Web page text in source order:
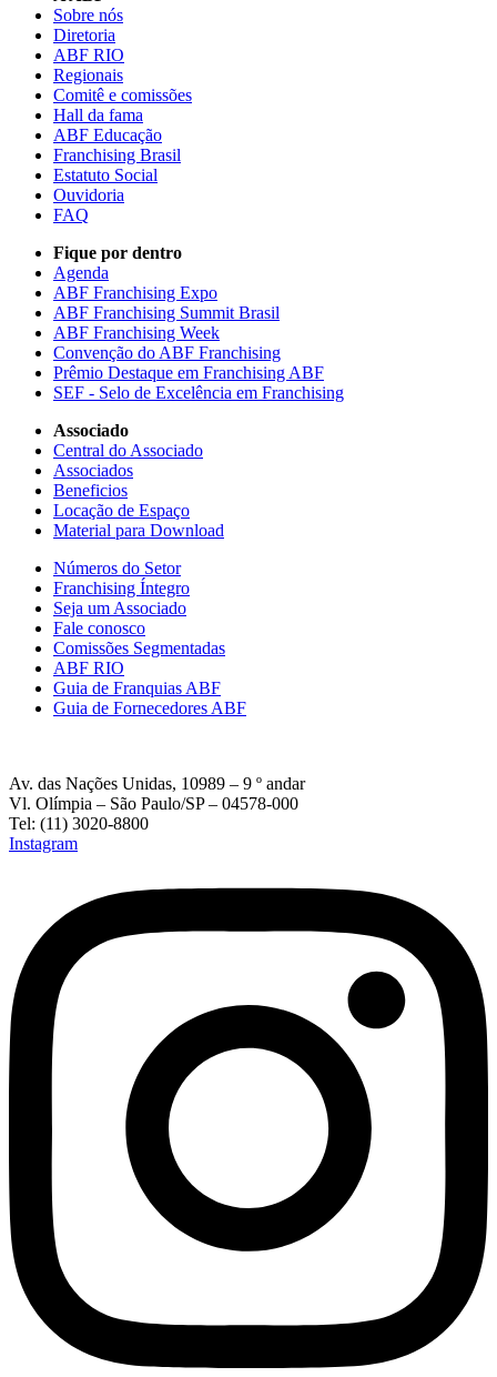
Sobre nós
Diretoria
ABF RIO
Regionais
Comitê e comissões
Hall da fama
ABF Educação
Franchising Brasil
Estatuto Social
Ouvidoria
FAQ
Fique por dentro
Agenda
ABF Franchising Expo
ABF Franchising Summit Brasil
ABF Franchising Week
Convenção do ABF Franchising
Prêmio Destaque em Franchising ABF
SEF - Selo de Excelência em Franchising
Associado
Central do Associado
Associados
Beneficios
Locação de Espaço
Material para Download
Números do Setor
Franchising Íntegro
Seja um Associado
Fale conosco
Comissões Segmentadas
ABF RIO
Guia de Franquias ABF
Guia de Fornecedores ABF
Av. das Nações Unidas, 10989 – 9 º andar
Vl. Olímpia – São Paulo/SP – 04578-000
Tel: (11) 3020-8800
Instagram